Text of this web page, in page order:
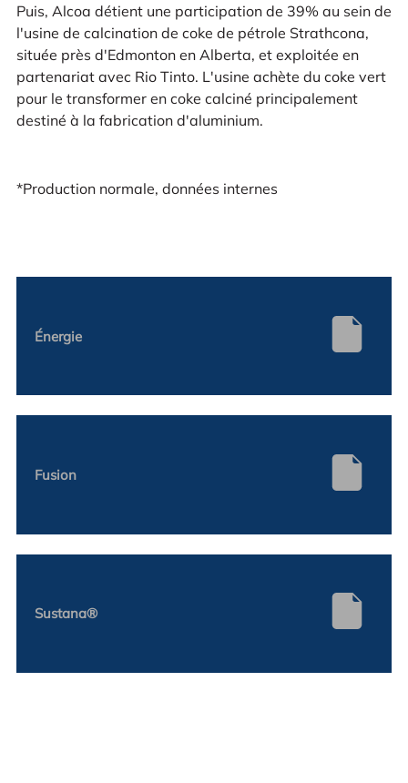
Puis, Alcoa détient une participation de 39% au sein de
l'usine de calcination de coke de pétrole Strathcona,
située près d'Edmonton en Alberta, et exploitée en
partenariat avec Rio Tinto. L'usine achète du coke vert
pour le transformer en coke calciné principalement
destiné à la fabrication d'aluminium.
*Production normale, données internes
Énergie
Fusion
Sustana®